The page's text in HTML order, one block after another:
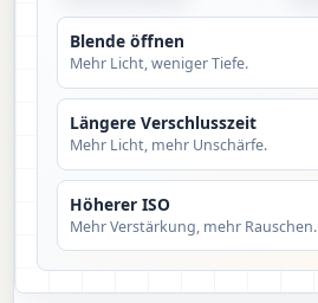
Blende öffnen
Mehr Licht, weniger Tiefe.
Längere Verschlusszeit
Mehr Licht, mehr Unschärfe.
Höherer ISO
Mehr Verstärkung, mehr Rauschen.